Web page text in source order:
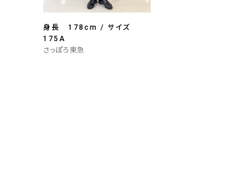
身長 178cm / サイズ
175A
さっぽろ東急